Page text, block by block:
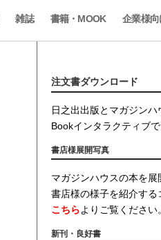
雑誌 書籍・MOOK 企業様
注文書ダウンロード
日之出出版とマガジン
Bookインタラクティブで
書店様展開写真
マガジンハウスの本を展
書店様の様子を紹介する
こちらよりご覧ください。
新刊・良好書